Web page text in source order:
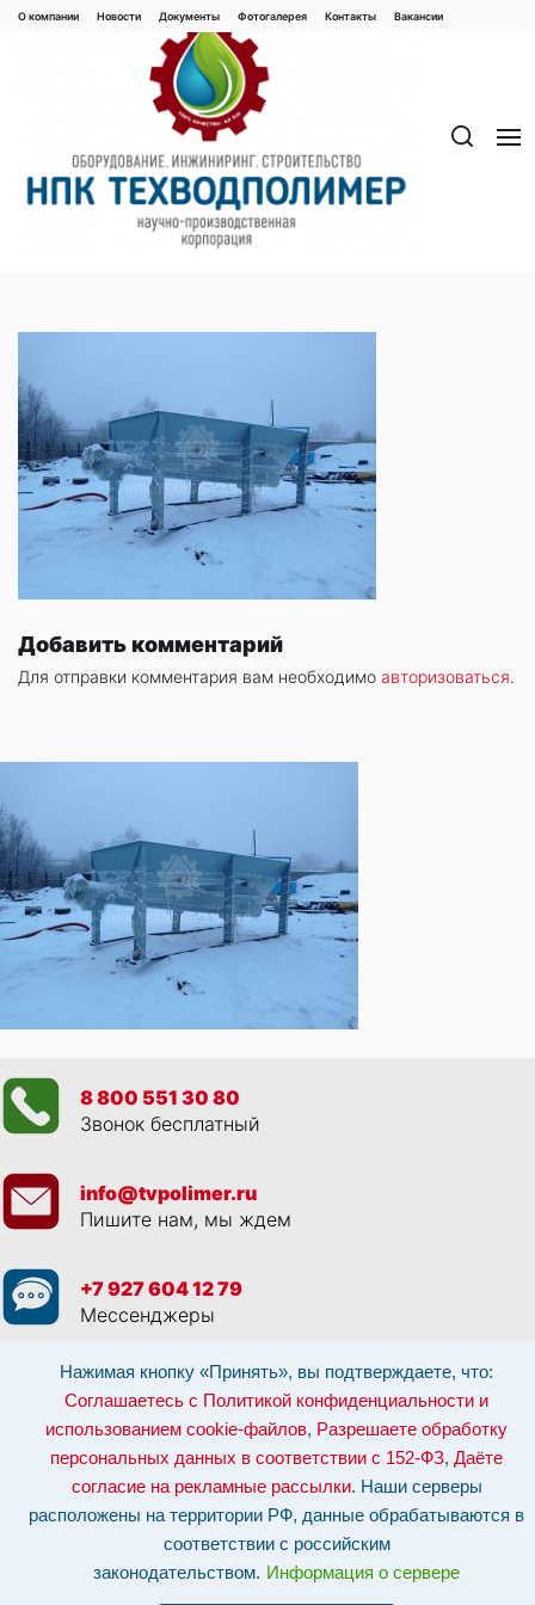
Нажимая кнопку «Принять», вы подтверждаете, что:
Соглашаетесь с Политикой конфиденциальности и
использованием cookie-файлов, Разрешаете обработку
персональных данных в соответствии с 152-ФЗ, Даёте
согласие на рекламные рассылки. Наши серверы
расположены на территории РФ, данные обрабатываются в
соответствии с российским
законодательством. Информация о сервере
Перейти
Добавить комментарий
Для отправки комментария вам необходимо авторизоваться.
О компании Новости Документы Фотогалерея Контaкты Вакaнсии
8 800 551 30 80
Звонок бесплатный
info@tvpolimer.ru
Пишите нам, мы ждем
+7 927 604 12 79
Мессенджеры
Просматривая данный веб сайт, и обращаясь к нам, вы:Соглашаетесь с
Политикой конфиденциальности и использованием cookie-файлов,
Разрешаете обработку персональных данных в соответствии с 152-ФЗ
Даёте согласие на рекламные рассылки.
Отозвать согласие на обработку персональных данных: по эл-почте:
info@tvpolimer.ru| по телефону8 800 551 30 80
соответствии с российским законодательством.Информация о сервере и
Сайт носит исключительно информационный характер и не является